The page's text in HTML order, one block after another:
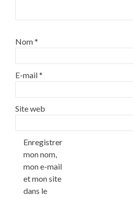
Nom*
E-mail*
Site web
Enregistrer
mon nom,
mon e-mail
et mon site
dans le